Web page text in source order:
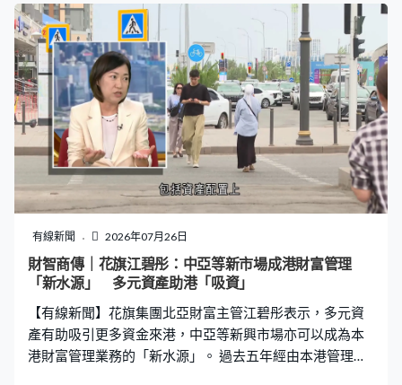
有線新聞 2026年07月26日
財智商傳｜花旗江碧彤：中亞等新市場成港財富管理
「新水源」 多元資產助港「吸資」
【有線新聞】花旗集團北亞財富主管江碧彤表示，多元資
產有助吸引更多資金來港，中亞等新興市場亦可以成為本
港財富管理業務的「新水源」。 過去五年經由本港管理的